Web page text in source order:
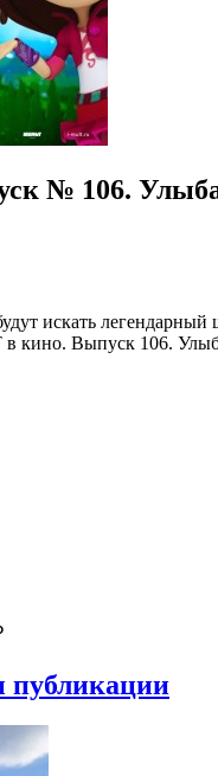
№ 106.
искать легендарный
кино. Выпуск 106.
публикации